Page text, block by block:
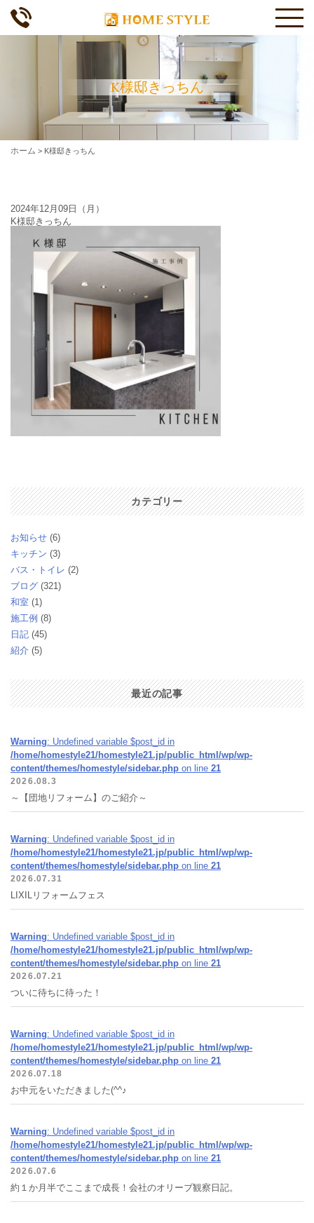
K様邸きっちん
ホーム > K様邸きっちん
2024年12月09日（月）
K様邸きっちん
カテゴリー
お知らせ (6)
キッチン (3)
バス・トイレ (2)
ブログ (321)
和室 (1)
施工例 (8)
日記 (45)
紹介 (5)
最近の記事
Warning: Undefined variable $post_id in
/home/homestyle21/homestyle21.jp/public_html/wp/wp-
content/themes/homestyle/sidebar.php on line 21
2026.08.3
～【団地リフォーム】のご紹介～
Warning: Undefined variable $post_id in
/home/homestyle21/homestyle21.jp/public_html/wp/wp-
content/themes/homestyle/sidebar.php on line 21
2026.07.31
LIXILリフォームフェス
Warning: Undefined variable $post_id in
/home/homestyle21/homestyle21.jp/public_html/wp/wp-
content/themes/homestyle/sidebar.php on line 21
2026.07.21
ついに待ちに待った！
Warning: Undefined variable $post_id in
/home/homestyle21/homestyle21.jp/public_html/wp/wp-
content/themes/homestyle/sidebar.php on line 21
2026.07.18
お中元をいただきました(^^♪
Warning: Undefined variable $post_id in
/home/homestyle21/homestyle21.jp/public_html/wp/wp-
content/themes/homestyle/sidebar.php on line 21
2026.07.6
約１か月半でここまで成長！会社のオリーブ観察日記。